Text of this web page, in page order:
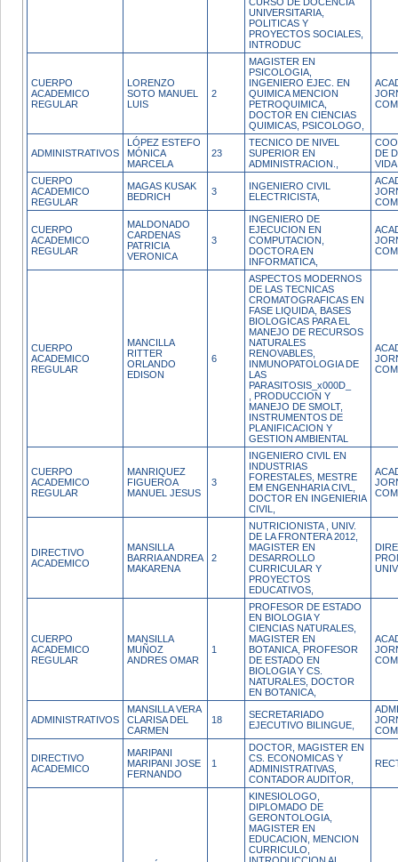
UNIVERSITARIA,
POLITICAS Y
PROYECTOS SOCIALES,
INTRODUC
CUERPO
ACADEMICO
REGULAR
LORENZO
SOTO MANUEL
LUIS
2
MAGISTER EN
PSICOLOGIA,
INGENIERO EJEC. EN
QUIMICA MENCION
PETROQUIMICA,
DOCTOR EN CIENCIAS
QUIMICAS, PSICOLOGO,
ADMINISTRATIVOS
LÓPEZ ESTEFO
MÓNICA
MARCELA
23
TECNICO DE NIVEL
SUPERIOR EN
ADMINISTRACION.,
DE
CUERPO
ACADEMICO
REGULAR
MAGAS KUSAK
BEDRICH
3
INGENIERO CIVIL
ELECTRICISTA,
CUERPO
ACADEMICO
REGULAR
MALDONADO
CARDENAS
PATRICIA
VERONICA
3
INGENIERO DE
EJECUCION EN
COMPUTACION,
DOCTORA EN
INFORMATICA,
CUERPO
ACADEMICO
REGULAR
MANCILLA
RITTER
ORLANDO
EDISON
6
ASPECTOS MODERNOS
DE LAS TECNICAS
CROMATOGRAFICAS EN
FASE LIQUIDA, BASES
BIOLOGICAS PARA EL
MANEJO DE RECURSOS
NATURALES
RENOVABLES,
INMUNOPATOLOGIA DE
LAS
PARASITOSIS_x000D_
, PRODUCCION Y
MANEJO DE SMOLT,
INSTRUMENTOS DE
PLANIFICACION Y
GESTION AMBIENTAL
CUERPO
ACADEMICO
REGULAR
MANRIQUEZ
FIGUEROA
MANUEL JESUS
3
INGENIERO CIVIL EN
INDUSTRIAS
FORESTALES, MESTRE
EM ENGENHARIA CIVL,
DOCTOR EN INGENIERIA
CIVIL,
DIRECTIVO
ACADEMICO
MANSILLA
BARRIA ANDREA
MAKARENA
2
NUTRICIONISTA , UNIV.
DE LA FRONTERA 2012,
MAGISTER EN
DESARROLLO
CURRICULAR Y
PROYECTOS
EDUCATIVOS,
CUERPO
ACADEMICO
REGULAR
MANSILLA
MUÑOZ
ANDRES OMAR
1
PROFESOR DE ESTADO
EN BIOLOGIA Y
CIENCIAS NATURALES,
MAGISTER EN
BOTANICA, PROFESOR
DE ESTADO EN
BIOLOGIA Y CS.
NATURALES, DOCTOR
EN BOTANICA,
ADMINISTRATIVOS
MANSILLA VERA
CLARISA DEL
CARMEN
18
SECRETARIADO
EJECUTIVO BILINGUE,
DIRECTIVO
ACADEMICO
MARIPANI
MARIPANI JOSE
FERNANDO
1
DOCTOR, MAGISTER EN
CS. ECONOMICAS Y
ADMINISTRATIVAS,
CONTADOR AUDITOR,
KINESIOLOGO,
DIPLOMADO DE
GERONTOLOGIA,
MAGISTER EN
EDUCACION, MENCION
CURRICULO,